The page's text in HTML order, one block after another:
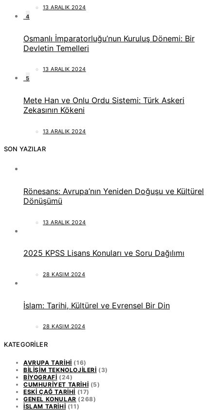
13 ARALIK 2024
4
Osmanlı İmparatorluğu’nun Kuruluş Dönemi: Bir
Devletin Temelleri
13 ARALIK 2024
5
Mete Han ve Onlu Ordu Sistemi: Türk Askeri
Zekasının Kökeni
13 ARALIK 2024
SON YAZILAR
Rönesans: Avrupa’nın Yeniden Doğuşu ve Kültürel
Dönüşümü
13 ARALIK 2024
2025 KPSS Lisans Konuları ve Soru Dağılımı
28 KASIM 2024
İslam: Tarihi, Kültürel ve Evrensel Bir Din
28 KASIM 2024
KATEGORILER
AVRUPA TARIHI (16)
BILIŞIM TEKNOLOJILERI (3)
BIYOGRAFI (24)
CUMHURIYET TARIHI (5)
ESKI ÇAĞ TARIHI (17)
GENEL KONULAR (268)
İSLAM TARIHI (11)